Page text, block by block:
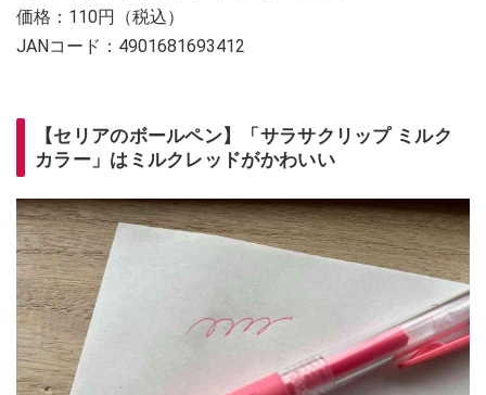
価格：110円（税込）
JANコード：4901681693412
【セリアのボールペン】「サラサクリップ ミルク
カラー」はミルクレッドがかわいい